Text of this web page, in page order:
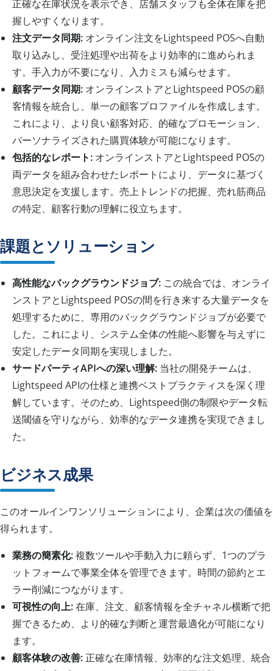
正確な在庫状況を表示でき、店舗スタッフも全体在庫を把
握しやすくなります。
注文データ同期: オンライン注文をLightspeed POSへ自動
取り込みし、受注処理や出荷をより効率的に進められま
す。手入力が不要になり、入力ミスも減らせます。
顧客データ同期: オンラインストアとLightspeed POSの顧
客情報を統合し、単一の顧客プロファイルを作成します。
これにより、より良い顧客対応、的確なプロモーション、
パーソナライズされた購買体験が可能になります。
包括的なレポート: オンラインストアとLightspeed POSの
両データを組み合わせたレポートにより、データに基づく
意思決定を支援します。売上トレンドの把握、売れ筋商品
の特定、顧客行動の理解に役立ちます。
課題とソリューション
高性能なバックグラウンドジョブ: この統合では、オンライ
ンストアとLightspeed POSの間を行き来する大量データを
処理するために、専用のバックグラウンドジョブが必要で
した。これにより、システム全体の性能へ影響を与えずに
安定したデータ同期を実現しました。
サードパーティAPIへの深い理解: 当社の開発チームは、
Lightspeed APIの仕様と連携ベストプラクティスを深く理
解しています。そのため、Lightspeed側の制限やデータ転
送閾値を守りながら、効率的なデータ連携を実現できまし
た。
ビジネス成果
このオールインワンソリューションにより、企業は次の価値を
得られます。
業務の簡素化:複数ツールや手動入力に頼らず、1つのプラ
ットフォームで事業全体を管理できます。時間の節約とエ
ラー削減につながります。
可視性の向上:在庫、注文、顧客情報を全チャネル横断で把
握できるため、より的確な判断と運営最適化が可能になり
ます。
顧客体験の改善: 正確な在庫情報、効率的な注文処理、統合